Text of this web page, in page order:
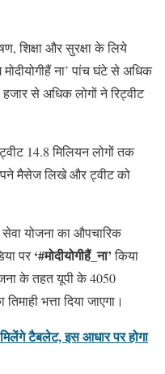
शिक्षा और सुरक्षा के लिये
ना’ पांच घंटे से अधिक
से अधिक लोगों ने रिट्वीट
14.8 मिलियन लोगों तक
मैसेज लिखे और ट्वीट को
योजना का औपचारिक
पर ‘#मोदीयोगीहैं_ना’किया
के तहत यूपी के 4050
भत्ता दिया जाएगा।
टैबलेट, इस आधार पर होगा